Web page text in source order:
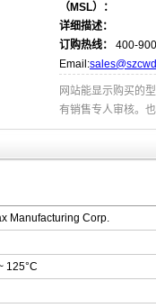
（MSL）：
详细描述：
订购热线：
400-
Email:
网站能显示购买的
有销售专人审核。
Manufacturing Corp.
125°C